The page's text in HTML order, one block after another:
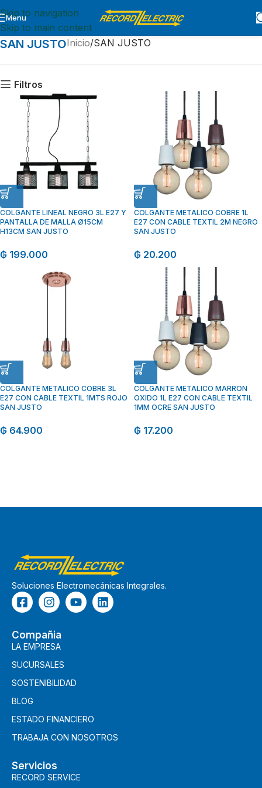
Skip to navigation
Skip to main content
Menu
SAN JUSTOInicio SAN JUSTO
Filtros
COLGANTE LINEAL NEGRO 3L E27 Y
PANTALLA DE MALLA Ø15CM
H13CM SAN JUSTO
₲ 199.000
COLGANTE METALICO COBRE 1L
E27 CON CABLE TEXTIL 2M NEGRO
SAN JUSTO
₲ 20.200
COLGANTE METALICO COBRE 3L
E27 CON CABLE TEXTIL 1MTS ROJO
SAN JUSTO
₲ 64.900
COLGANTE METALICO MARRON
OXIDO 1L E27 CON CABLE TEXTIL
1MM OCRE SAN JUSTO
₲ 17.200
Soluciones Electromecánicas Integrales.
Compañia
LA EMPRESA
SUCURSALES
SOSTENIBILIDAD
BLOG
ESTADO FINANCIERO
TRABAJA CON NOSOTROS
Servicios
RECORD SERVICE